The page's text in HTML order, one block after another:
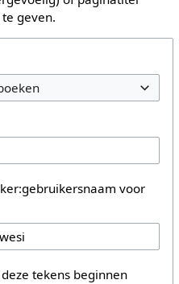
geven.
voor
tekens beginnen